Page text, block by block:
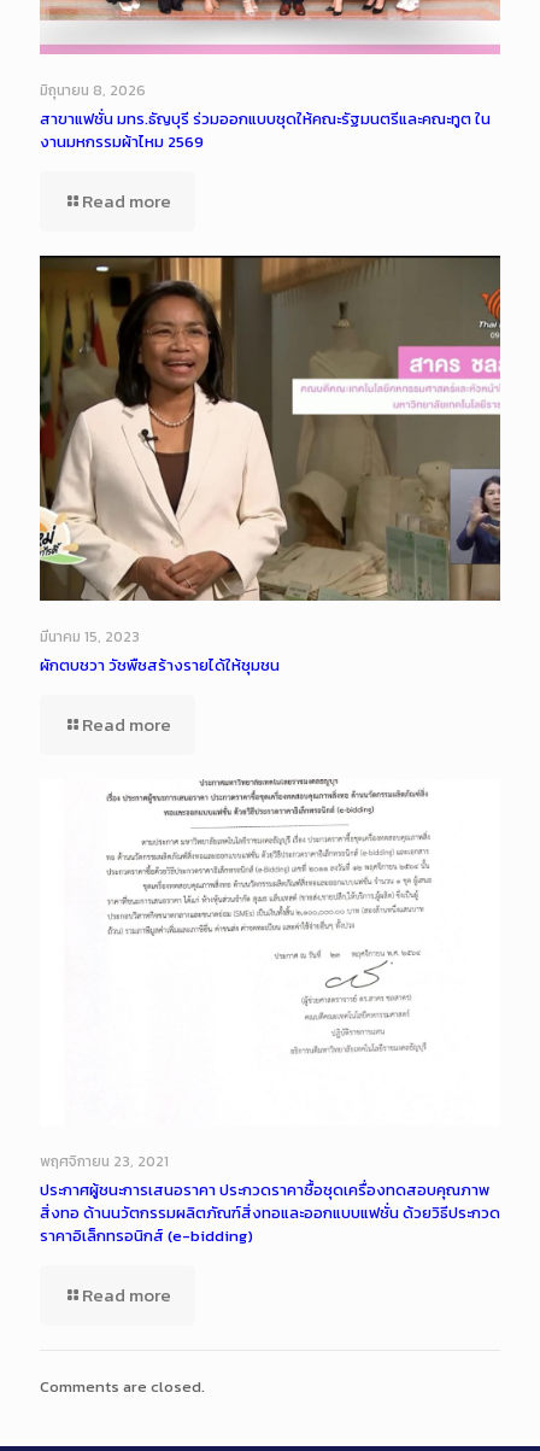
มิถุนายน 8, 2026
สาขาแฟชั่น มทร.ธัญบุรี ร่วมออกแบบชุดให้คณะรัฐมนตรีและคณะทูต ใน
งานมหกรรมผ้าไหม 2569
Read more
มีนาคม 15, 2023
ผักตบชวา วัชพืชสร้างรายได้ให้ชุมชน
Read more
พฤศจิกายน 23, 2021
ประกาศผู้ชนะการเสนอราคา ประกวดราคาซื้อชุดเครื่องทดสอบคุณภาพ
สิ่งทอ ด้านนวัตกรรมผลิตภัณฑ์สิ่งทอและออกแบบแฟชั่น ด้วยวิธีประกวด
ราคาอิเล็กทรอนิกส์ (e-bidding)
Read more
Comments are closed.